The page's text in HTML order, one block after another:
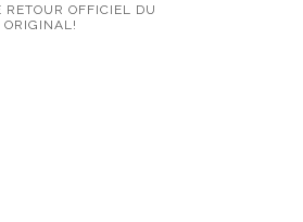
OFFICIEL DU
ORIGINAL!